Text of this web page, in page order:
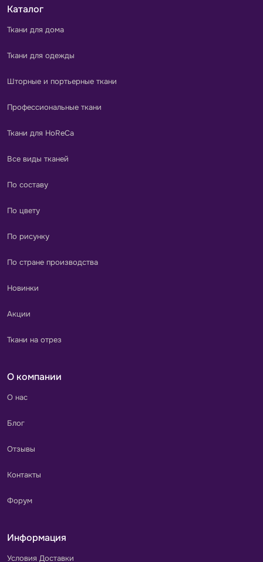
Каталог
Ткани для дома
Ткани для одежды
Шторные и портьерные ткани
Профессиональные ткани
Ткани для HoReCa
Все виды тканей
По составу
По цвету
По рисунку
По стране производства
Новинки
Акции
Ткани на отрез
О компании
О нас
Блог
Отзывы
Контакты
Форум
Информация
Условия Доставки